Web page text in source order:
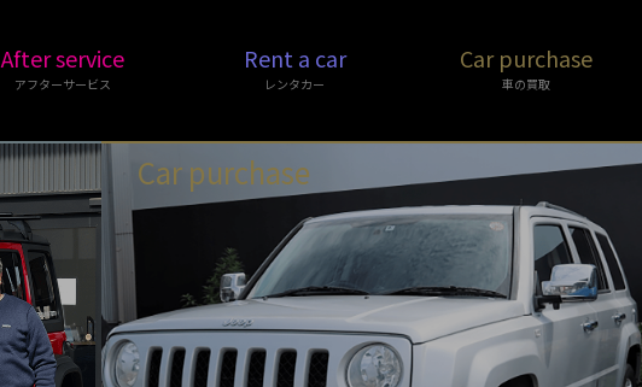
After service
アフターサービス
Rent a car
レンタカー
Car purchase
車の買取
Car purchase